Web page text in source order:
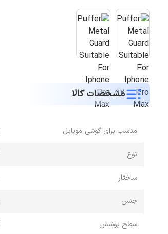
مشخصات کالا
مناسب برای گوشی موبایل
نوع
ساختار
جنس
سطح پوشش